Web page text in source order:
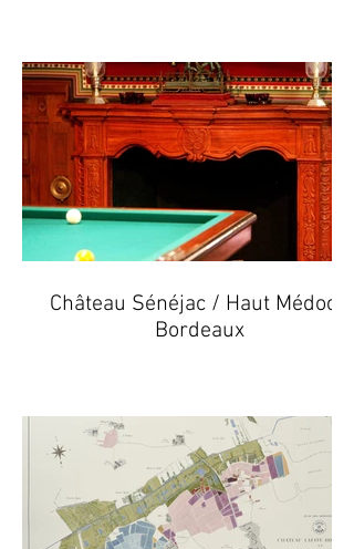
Château Sénéjac / Haut Médoc -
Bordeaux